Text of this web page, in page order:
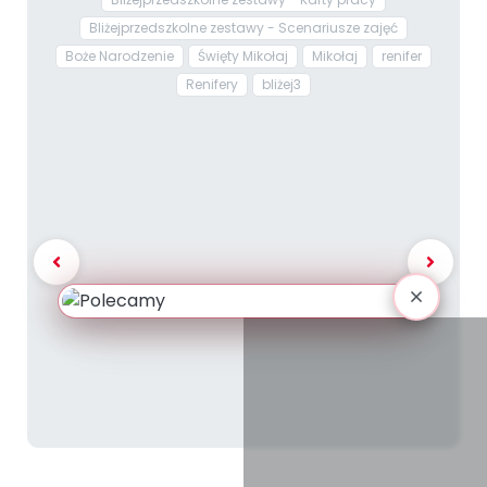
Bliżejprzedszkolne zestawy - Scenariusze zajęć
Boże Narodzenie
Święty Mikołaj Mikołaj
renifer
Renifery
bliżej3